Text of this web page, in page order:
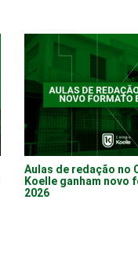
Aulas de redação no
Koelle ganham novo
2026